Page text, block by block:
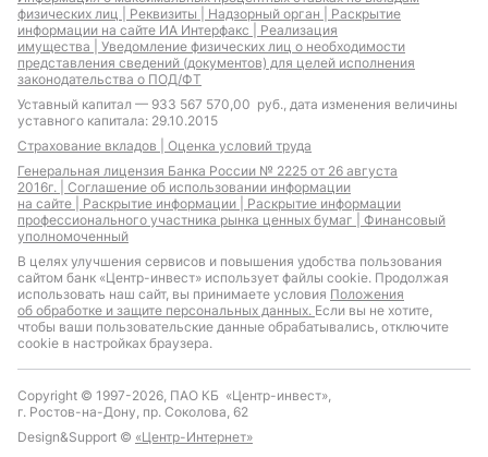
физических лиц | Реквизиты | Надзорный орган | Раскрытие
информации на сайте ИА Интерфакс | Реализация
имущества | Уведомление физических лиц о необходимости
представления сведений (документов) для целей исполнения
законодательства о ПОД/ФТ
Уставный капитал — 933 567 570,00 руб., дата изменения величины
уставного капитала: 29.10.2015
Страхование вкладов | Оценка условий труда
Генеральная лицензия Банка России № 2225 от 26 августа
2016г. | Соглашение об использовании информации
на сайте | Раскрытие информации | Раскрытие информации
профессионального участника рынка ценных бумаг | Финансовый
уполномоченный
В целях улучшения сервисов и повышения удобства пользования
сайтом банк «Центр-инвест» использует файлы cookie. Продолжая
использовать наш сайт, вы принимаете условия Положения
об обработке и защите персональных данных. Если вы не хотите,
чтобы ваши пользовательские данные обрабатывались, отключите
cookie в настройках браузера.
Copyright © 1997-2026, ПАО КБ «Центр-инвест»,
г. Ростов-на-Дону, пр. Соколова, 62
Design&Support © «Центр-Интернет»